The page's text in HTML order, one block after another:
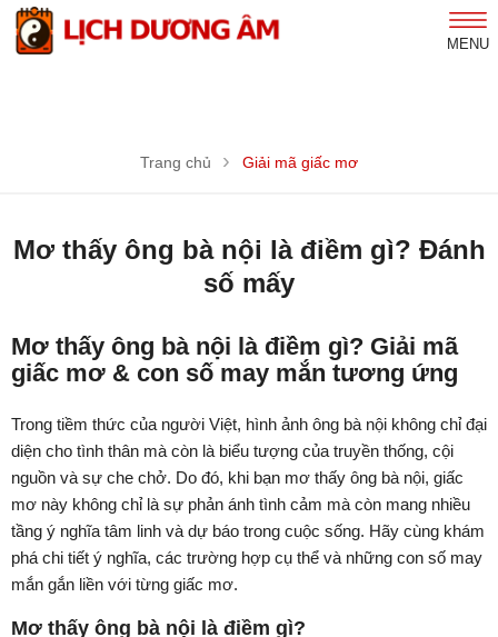
MENU
Trang chủ Giải mã giấc mơ
Mơ thấy ông bà nội là điềm gì? Đánh
số mấy
Mơ thấy ông bà nội là điềm gì? Giải mã
giấc mơ & con số may mắn tương ứng
Trong tiềm thức của người Việt, hình ảnh ông bà nội không chỉ đại
diện cho tình thân mà còn là biểu tượng của truyền thống, cội
nguồn và sự che chở. Do đó, khi bạn mơ thấy ông bà nội, giấc
mơ này không chỉ là sự phản ánh tình cảm mà còn mang nhiều
tầng ý nghĩa tâm linh và dự báo trong cuộc sống. Hãy cùng khám
phá chi tiết ý nghĩa, các trường hợp cụ thể và những con số may
mắn gắn liền với từng giấc mơ.
Mơ thấy ông bà nội là điềm gì?